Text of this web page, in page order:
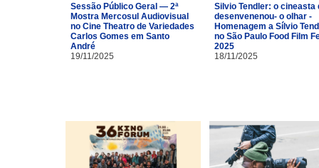
Sessão Público Geral — 2ª
Mostra Mercosul Audiovisual
no Cine Theatro de Variedades
Carlos Gomes em Santo
André
19/11/2025
Silvio Tendler: o cineasta
desenvenenou- o olhar -
Homenagem a Sílvio
no São Paulo Food Film
2025
18/11/2025